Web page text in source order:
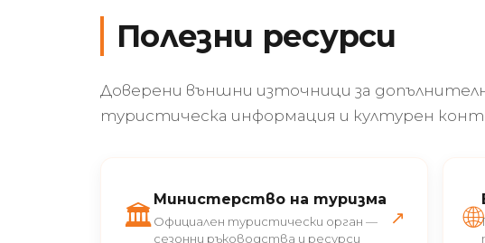
Полезни ресурси
Доверени външни източници за
туристическа информация и културен
🏛️
Министерство на туризма
Официален туристически орган —
сезонни ръководства и ресурси
↗ 🌐